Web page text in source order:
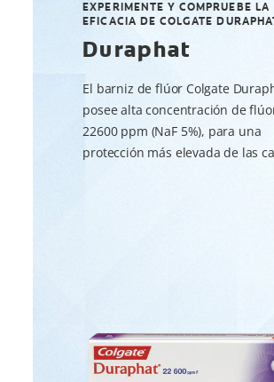
EXPERIMENTE Y COMPRUEBE LA
EFICACIA DE COLGATE
Duraphat
El barniz de flúor Colgate
posee alta concentración de
22600 ppm (NaF 5%), para una
protección más elevada de las